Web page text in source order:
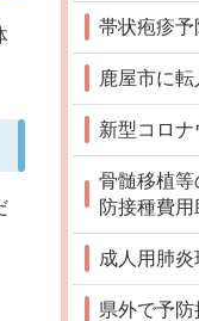
帯状疱疹予
鹿屋市に
新型コロ
骨髄移植
防接種費
成人用肺
県外で予